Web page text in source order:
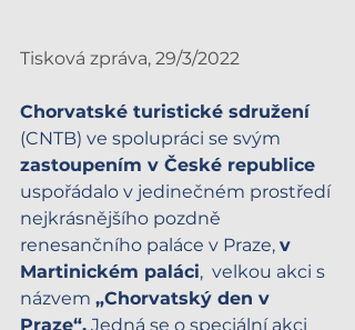
Tisková zpráva, 29/3/2022
Chorvatské turistické sdružení
(CNTB) ve spolupráci se svým
zastoupením v České republice
uspořádalo v jedinečném prostředí
nejkrásnějšího pozdně
renesančního paláce v Praze, v
Martinickém paláci,  velkou akci s
názvem „Chorvatský den v
Praze“. Jedná se o speciální akci